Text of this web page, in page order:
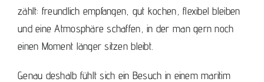
zählt: freundlich empfangen, gut kochen, flexibel bleiben
und eine Atmosphäre schaffen, in der man gern noch
einen Moment länger sitzen bleibt.
Genau deshalb fühlt sich ein Besuch in einem maritim